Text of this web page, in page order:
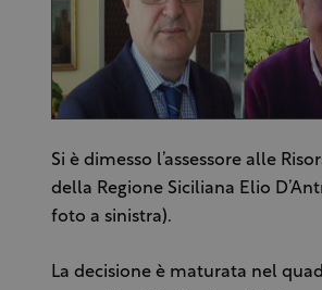
Si è dimesso l’assessore alle
della Regione Siciliana Elio
foto a sinistra).
La decisione è maturata nel